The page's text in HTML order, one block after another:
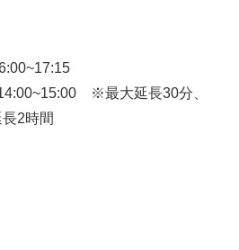
※最大延長30分、
2時間